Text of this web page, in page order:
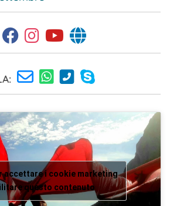
accettare i cookie marketing
questo contenuto